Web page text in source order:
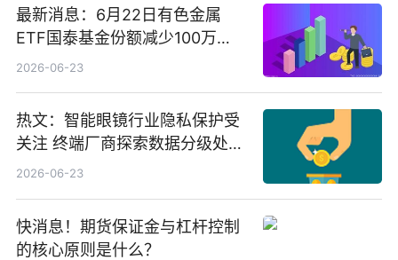
最新消息：6月22日有色金属
ETF国泰基金份额减少100万
份，重仓股紫金矿业、洛阳钼
2026-06-23
热文：智能眼镜行业隐私保护受
关注 终端厂商探索数据分级处理
等方案
2026-06-23
快消息！期货保证金与杠杆控制
的核心原则是什么？